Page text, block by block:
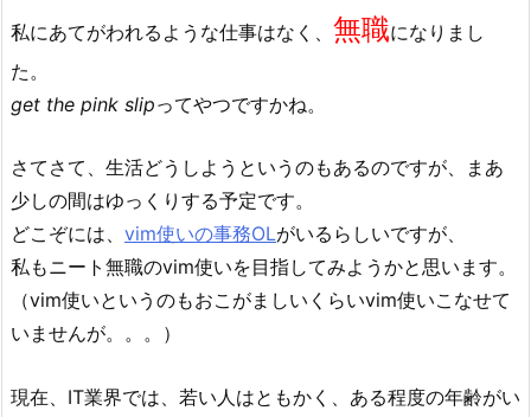
私にあてがわれるような仕事はなく、 無職になりまし
た。
get the pink slipってやつですかね。
さてさて、生活どうしようというのもあるのですが、まあ
少しの間はゆっくりする予定です。
どこぞには、 vim使いの事務OLがいるらしいですが、
私もニート無職のvim使いを目指してみようかと思います。
（vim使いというのもおこがましいくらいvim使いこなせて
いませんが。。。）
現在、IT業界では、若い人はともかく、ある程度の年齢がい